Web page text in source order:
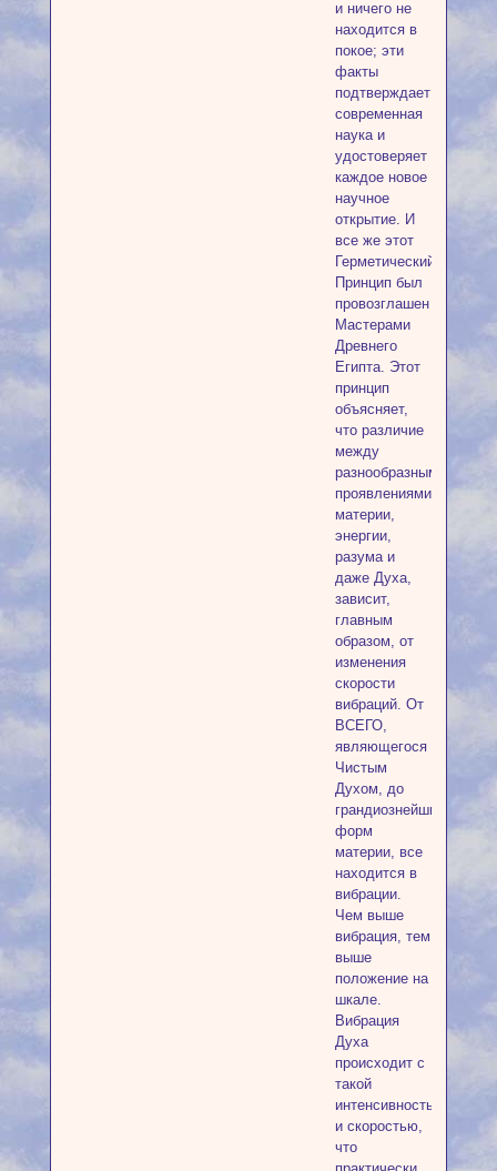
и ничего не
находится в
покое; эти
факты
подтверждает
современная
наука и
удостоверяет
каждое новое
научное
открытие. И
все же этот
Герметический
Принцип был
провозглашен
Мастерами
Древнего
Египта. Этот
принцип
объясняет,
что различие
между
разнообразными
проявлениями
материи,
энергии,
разума и
даже Духа,
зависит,
главным
образом, от
изменения
скорости
вибраций. От
ВСЕГО,
являющегося
Чистым
Духом, до
грандиознейших
форм
материи, все
находится в
вибрации.
Чем выше
вибрация, тем
выше
положение на
шкале.
Вибрация
Духа
происходит с
такой
интенсивностью
и скоростью,
что